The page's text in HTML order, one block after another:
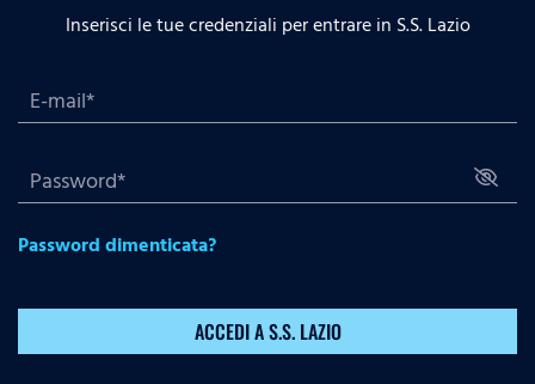
Inserisci le tue credenziali per entrare in S.S. Lazio
Password dimenticata?
ACCEDI A S.S. LAZIO